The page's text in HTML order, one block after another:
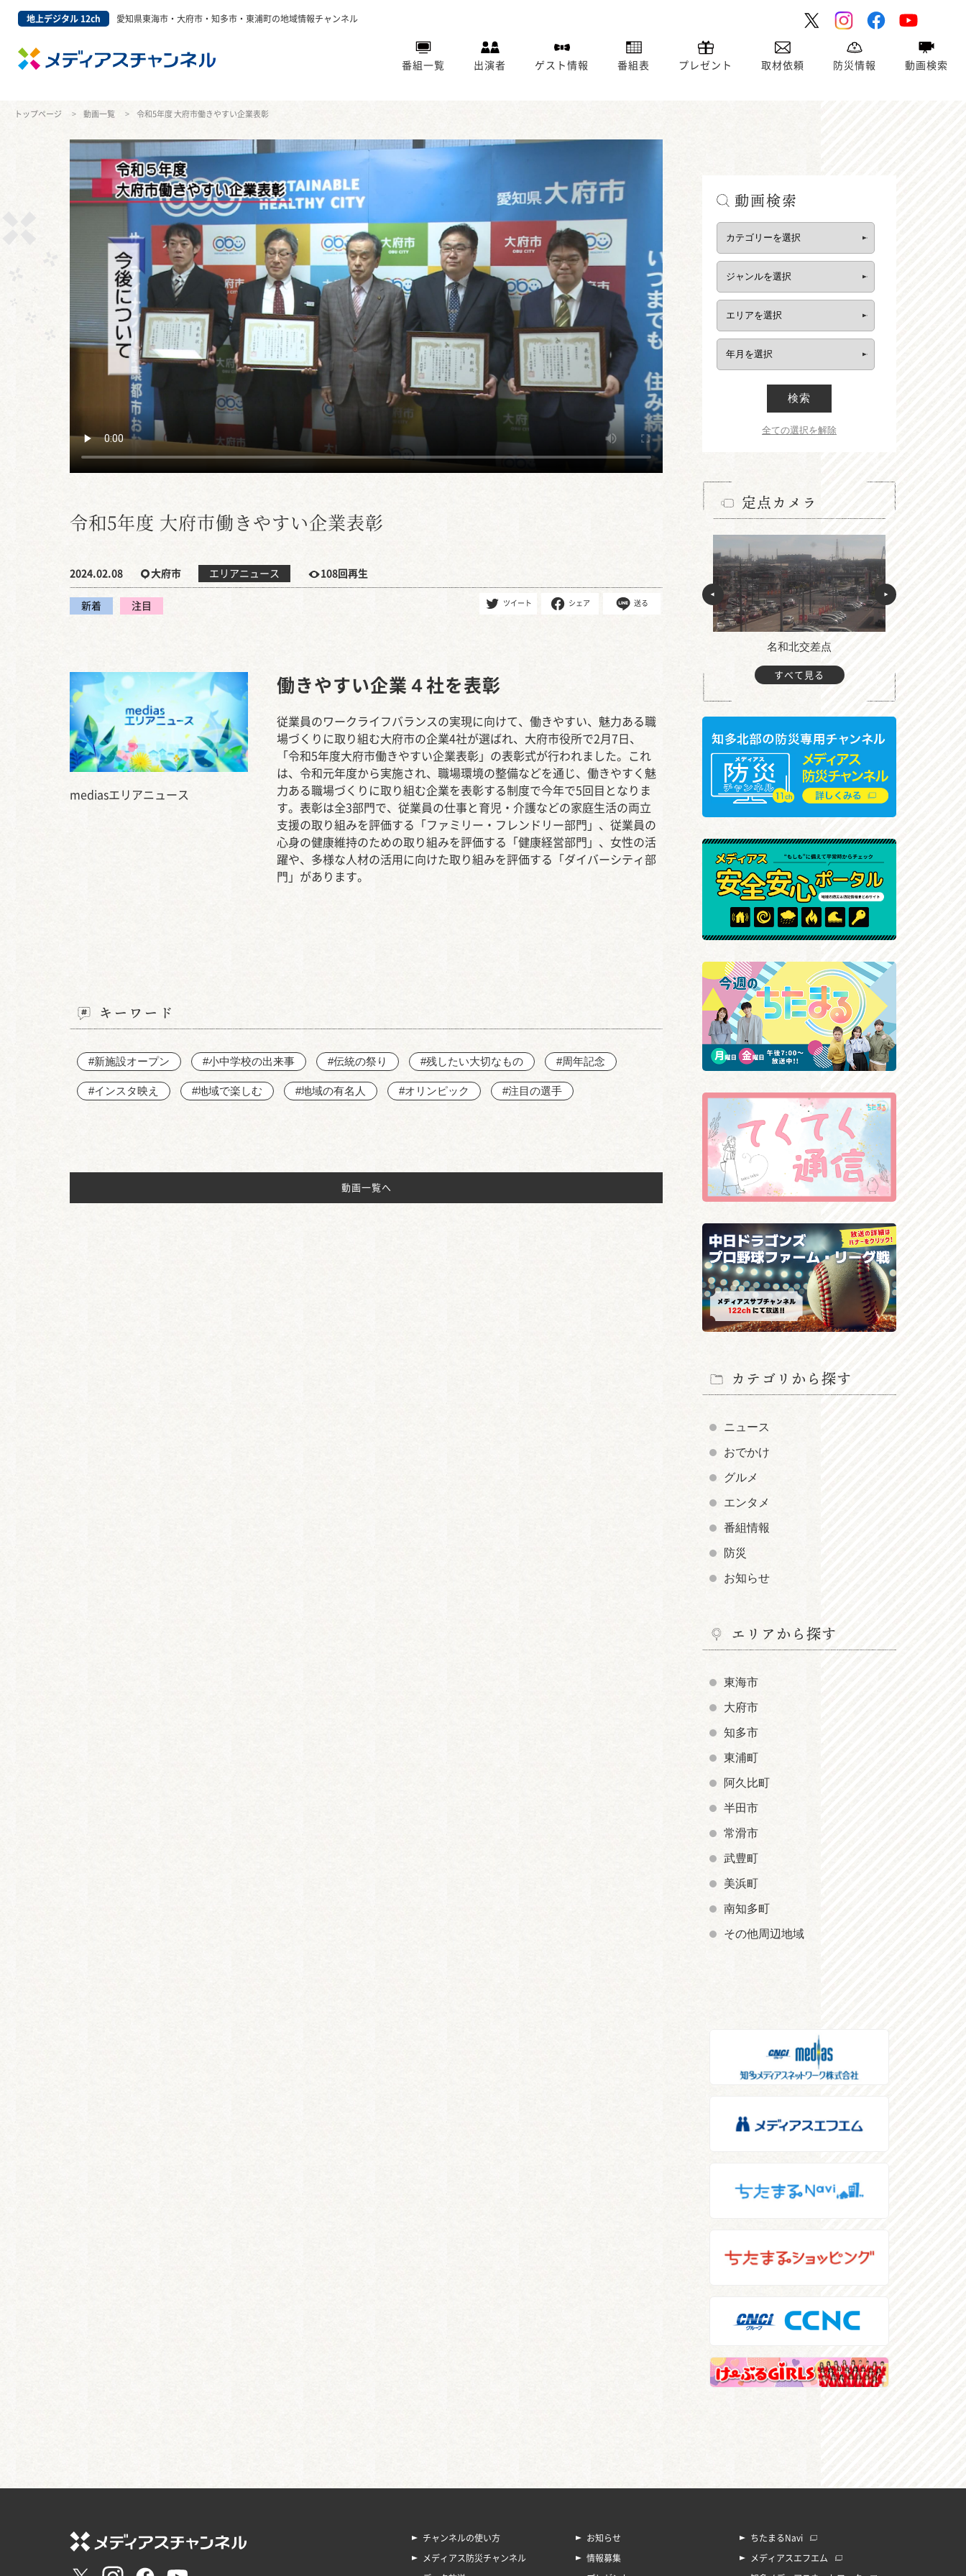
地上デジタル 12ch 愛知県東海市・大府市・知多市・東浦町の地域情報チャンネル
番組一覧 出演者 ゲスト情報 番組表 プレゼント 取材依頼 防災情報 動画検索
トップページ 動画一覧 令和5年度 大府市働きやすい企業表彰
令和5年度 大府市働きやすい企業表彰
2024.02.08 大府市 エリアニュース 108回再生
新着 注目 ツイート シェア 送る
mediasエリアニュース
働きやすい企業４社を表彰
従業員のワークライフバランスの実現に向けて、働きやすい、魅力ある職
場づくりに取り組む大府市の企業4社が選ばれ、大府市役所で2月7日、
「令和5年度大府市働きやすい企業表彰」の表彰式が行われました。これ
は、令和元年度から実施され、職場環境の整備などを通じ、働きやすく魅
力ある職場づくりに取り組む企業を表彰する制度で今年で5回目となりま
す。表彰は全3部門で、従業員の仕事と育児・介護などの家庭生活の両立
支援の取り組みを評価する「ファミリー・フレンドリー部門」、従業員の
心身の健康維持のための取り組みを評価する「健康経営部門」、女性の活
躍や、多様な人材の活用に向けた取り組みを評価する「ダイバーシティ部
門」があります。
キーワード
#新施設オープン #小中学校の出来事 #伝統の祭り #残したい大切なもの #周年記念
#インスタ映え #地域で楽しむ #地域の有名人 #オリンピック #注目の選手
動画一覧へ
動画検索
検索
全ての選択を解除
定点カメラ
名和北交差点
すべて見る
カテゴリから探す
ニュース
おでかけ
グルメ
エンタメ
番組情報
防災
お知らせ
エリアから探す
東海市
大府市
知多市
東浦町
阿久比町
半田市
常滑市
武豊町
美浜町
南知多町
その他周辺地域
チャンネルの使い方
メディアス防災チャンネル
お知らせ
情報募集
ちたまるNavi
メディアスエフエム